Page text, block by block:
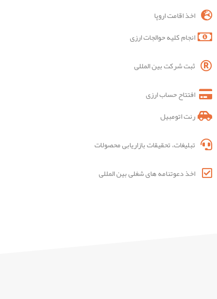
اخذ اقامت اروپا
انجام کلیه حوالجات ارزی
ثبت شرکت بین المللی
افتتاح حساب ارزی
رنت اتومبیل
تبلیغات، تحقیقات بازاریابی محصولات
اخذ دعوتنامه های شغلی بین المللی